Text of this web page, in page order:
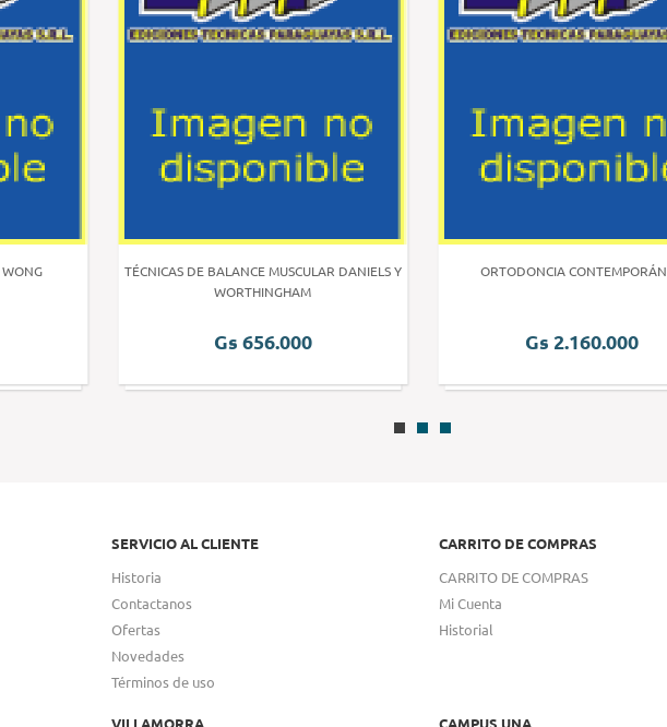
WONG
TÉCNICAS DE BALANCE MUSCULAR DANIELS Y
WORTHINGHAM
Gs 656.000
ORTODONCIA
Gs 2.160.000
SERVICIO AL CLIENTE
Historia
Contactanos
Ofertas
Novedades
Términos de uso
CARRITO DE COMPRAS
CARRITO DE COMPRAS
Mi Cuenta
Historial
VILLAMORRA CAMPUS UNA